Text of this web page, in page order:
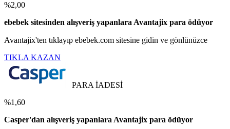
%2,00
ebebek sitesinden alışveriş yapanlara Avantajix para ödüyor
Avantajix'ten tıklayıp ebebek.com sitesine gidin ve gönlünüzce
TIKLA KAZAN
PARA İADESİ
%1,60
Casper'dan alışveriş yapanlara Avantajix para ödüyor